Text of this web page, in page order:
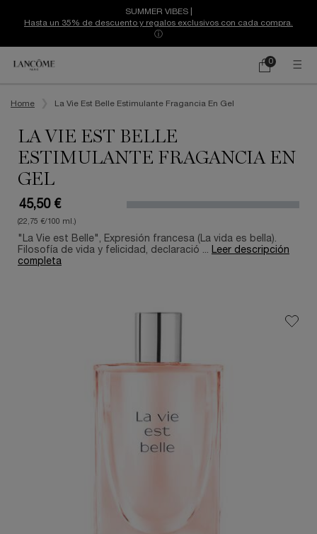
SUMMER VIBES |
Hasta un 35% de descuento y regalos exclusivos con cada compra.
ⓘ
Mi
0
0 producto
Home
La Vie Est Belle Estimulante Fragancia En Gel
LA VIE EST BELLE
ESTIMULANTE FRAGANCIA EN
GEL
45,50 €
(22,75 €/100 ml.)
"La Vie est Belle", Expresión francesa (La vida es bella).
Filosofía de vida y felicidad, declaració ... Leer descripción
completa